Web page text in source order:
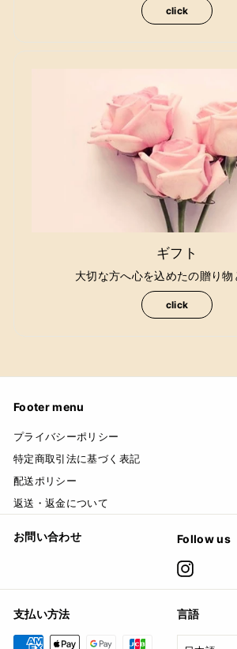
click
ギフト
大切な方へ心を込めたの贈り物
click
Footer menu
プライバシーポリシー
特定商取引法に基づく表記
配送ポリシー
返送・返金について
お問い合わせ Follow us
Instagram
支払い方法 言語